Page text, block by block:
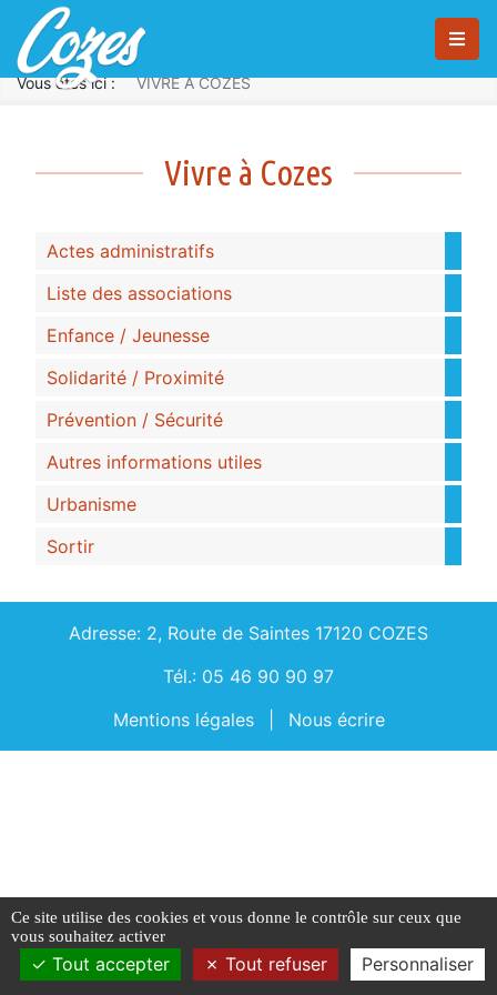
Saut au contenu principal
Vous êtes ici : VIVRE À COZES
Vivre à Cozes
Actes administratifs
Liste des associations
Enfance / Jeunesse
Solidarité / Proximité
Prévention / Sécurité
Autres informations utiles
Urbanisme
Sortir
Adresse: 2, Route de Saintes 17120 COZES
Tél.: 05 46 90 90 97
Mentions légales
Nous écrire
Panneau de gestion des cookies
Ce site utilise des cookies et vous donne le contrôle sur ceux que
vous souhaitez activer
Tout accepter Tout refuser Personnaliser